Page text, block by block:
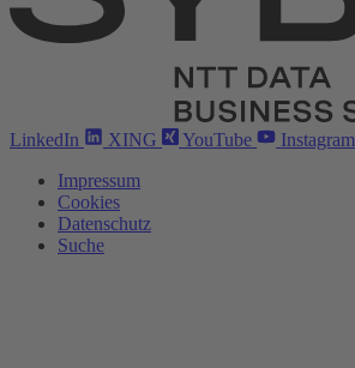
LinkedIn XING YouTube Instagram
Impressum
Cookies
Datenschutz
Suche